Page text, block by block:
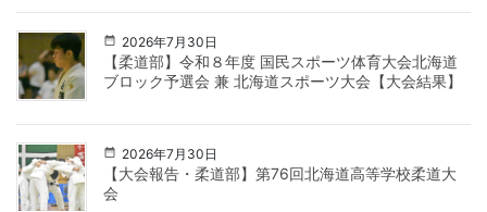
2026年7月30日
【柔道部】令和８年度 国民スポーツ体育大会北海道
ブロック予選会 兼 北海道スポーツ大会【大会結果】
2026年7月30日
【大会報告・柔道部】第76回北海道高等学校柔道大
会